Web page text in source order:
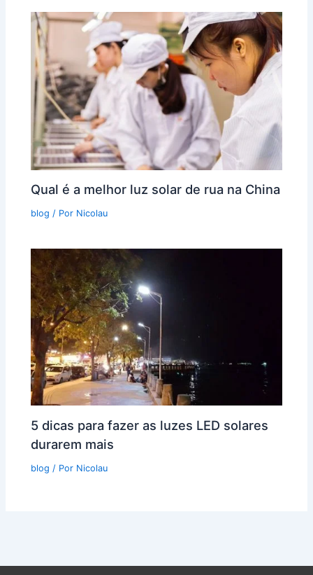
Qual é a melhor luz solar de rua na China
blog / Por Nicolau
5 dicas para fazer as luzes LED solares
durarem mais
blog / Por Nicolau